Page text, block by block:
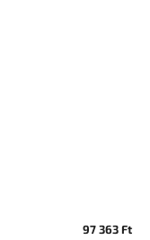
97 363 Ft